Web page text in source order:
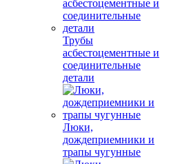
Трубы
асбестоцементные и
соединительные
детали
Люки,
дождеприемники и
трапы чугунные